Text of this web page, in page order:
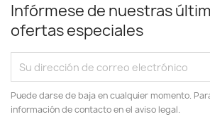
Infórmese de nuestras
ofertas especiales
Puede darse de baja en cualquier momento.
información de contacto en el aviso legal.